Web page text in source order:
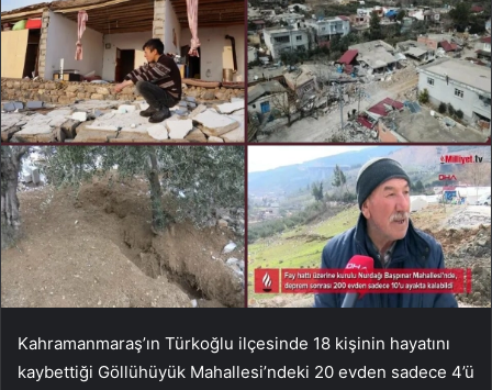
Kahramanmaraş’ın Türkoğlu ilçesinde 18 kişinin hayatını
kaybettiği Göllühüyük Mahallesi’ndeki 20 evden sadece 4’ü